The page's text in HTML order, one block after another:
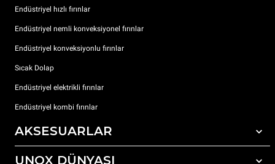
Endüstriyel hızlı fırınlar
Endüstriyel nemli konveksiyonel fırınlar
Endüstriyel konveksiyonlu fırınlar
Sıcak Dolap
Endüstriyel elektrikli fırınlar
Endüstriyel kombi fırınlar
AKSESUARLAR
Tüm aksesuarlar
UNOX DÜNYASI